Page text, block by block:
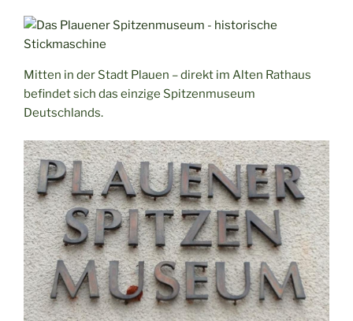
Drogeriemuseum
in
Löwendrogerie“
Mitten in der Stadt Plauen – direkt im Alten Rathaus
befindet sich das einzige Spitzenmuseum
Deutschlands.